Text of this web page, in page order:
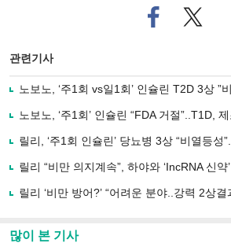
페
이
로
기
사
유
기
트위
터로
관련기사
노보노, ‘주1회 vs일1회’ 인슐린 T2D 3상 ”
노보노, ‘주1회’ 인슐린 “FDA 거절”..T1D,
릴리, ‘주1회 인슐린’ 당뇨병 3상 “비열등성
릴리 “비만 의지계속”, 하야와 ‘IncRNA 신약
릴리 ‘비만 방어?’ “어려운 분야..강력 2상결
많이 본 기사